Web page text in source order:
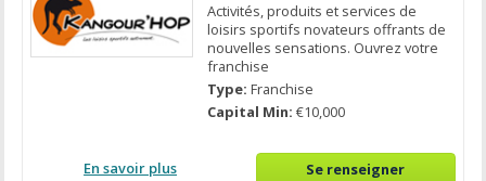
Activités, produits et services de
loisirs sportifs novateurs offrants de
nouvelles sensations. Ouvrez votre
franchise
Type:Franchise
Capital Min:€10,000
En savoir plus Se renseigner